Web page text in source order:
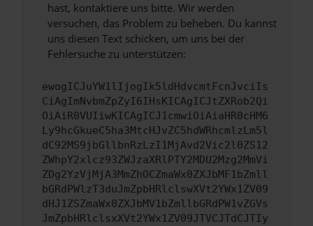
hast, kontaktiere uns bitte. Wir werden
versuchen, das Problem zu beheben. Du kannst
uns diesen Text schicken, um uns bei der
Fehlersuche zu unterstützen:
ewogICJuYW1lIjogIk5ldHdvcmtFcnJvciIs
CiAgImNvbmZpZyI6IHsKICAgICJtZXRob2Qi
OiAiR0VUIiwKICAgICJ1cmwiOiAiaHR0cHM6
Ly9hcGkueC5ha3MtcHJvZC5hdWRhcmlzLm5l
dC92MS9jbGllbnRzLzI1MjAvd2Vic2l0ZS12
ZWhpY2xlcz93ZWJzaXRlPTY2MDU2Mzg2MmVi
ZDg2YzVjMjA3MmZhOCZmaWx0ZXJbMF1bZmll
bGRdPWlzT3duJmZpbHRlclswXVt2YWx1ZV09
dHJ1ZSZmaWx0ZXJbMV1bZmllbGRdPW1vZGVs
JmZpbHRlclsxXVt2YWx1ZV09JTVCJTdCJTIy